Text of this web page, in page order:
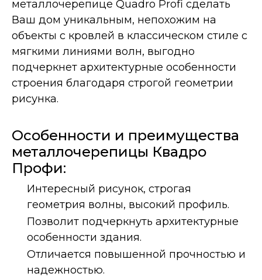
металлочерепице Quadro Profi сделать
Ваш дом уникальным, непохожим на
объекты с кровлей в классическом стиле с
мягкими линиями волн, выгодно
подчеркнет архитектурные особенности
строения благодаря строгой геометрии
рисунка.
Особенности и преимущества
металлочерепицы Квадро
Профи:
Интересный рисунок, строгая
геометрия волны, высокий профиль.
Позволит подчеркнуть архитектурные
особенности здания.
Отличается повышенной прочностью и
надежностью.